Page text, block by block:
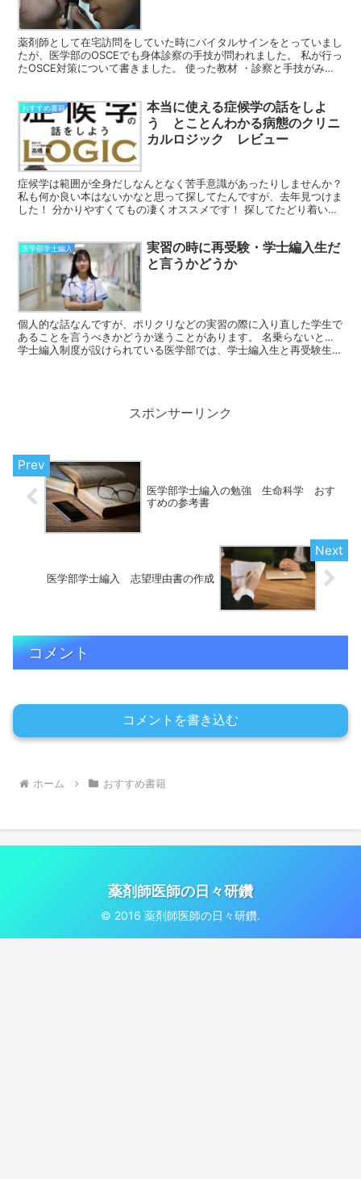
薬剤師として在宅訪問をしていた時にバイタルサインをとっていまし
たが、医学部のOSCEでも身体診察の手技が問われました。 私が行っ
たOSCE対策について書きました。 使った教材 ・診察と手技がみえ
おすすめ書籍
本当に使える症候学の話をしよ
う とことんわかる病態のクリニ
カルロジック レビュー
症候学は範囲が全身だしなんとなく苦手意識があったりしませんか？
私も何か良い本はないかなと思って探してたんですが、去年見つけま
した！ 分かりやすくてもの凄くオススメです！ 探してたどり着いた
医学部学士編入
実習の時に再受験・学士編入生だ
と言うかどうか
個人的な話なんですが、ポリクリなどの実習の際に入り直した学生で
あることを言うべきかどうか迷うことがあります。 名乗らないと…
学士編入制度が設けられている医学部では、学士編入生と再受験生合
スポンサーリンク
医学部学士編入の勉強 生命科学 おす
すめの参考書
医学部学士編入 志望理由書の作成
コメント
コメントを書き込む
ホーム おすすめ書籍
薬剤師医師の日々研鑽
© 2016 薬剤師医師の日々研鑽.